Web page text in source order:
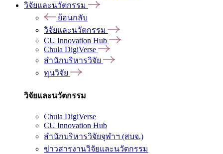
วิจัยและนวัตกรรม
ย้อนกลับ
วิจัยและนวัตกรรม
CU Innovation Hub
Chula DigiVerse
สำนักบริหารวิจัย
ทุนวิจัย
วิจัยและนวัตกรรม
Chula DigiVerse
CU Innovation Hub
สำนักบริหารวิจัยจุฬาฯ (สบจ.)
ข่าวสารงานวิจัยและนวัตกรรม